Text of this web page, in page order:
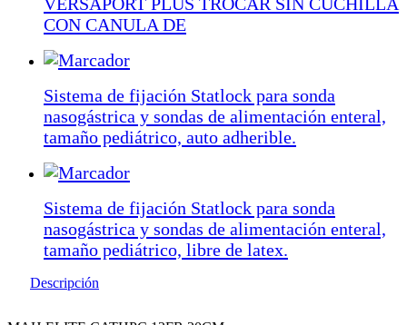
CON CANULA DE
Sistema de fijación Statlock para sonda
nasogástrica y sondas de alimentación enteral,
tamaño pediátrico, auto adherible.
Sistema de fijación Statlock para sonda
nasogástrica y sondas de alimentación enteral,
tamaño pediátrico, libre de latex.
Descripción